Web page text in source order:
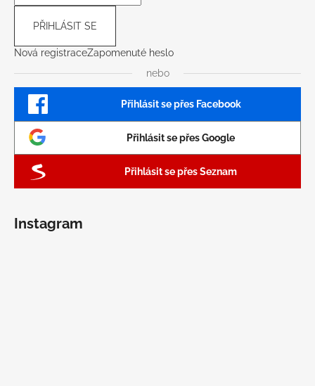
PŘIHLÁSIT SE
Nová registraceZapomenuté heslo
nebo
Přihlásit se přes Facebook
Přihlásit se přes Google
Přihlásit se přes Seznam
Instagram